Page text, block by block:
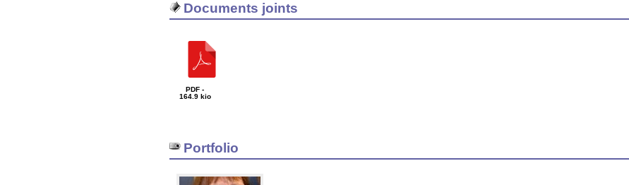
Documents joints
PDF -
164.9 kio
Portfolio